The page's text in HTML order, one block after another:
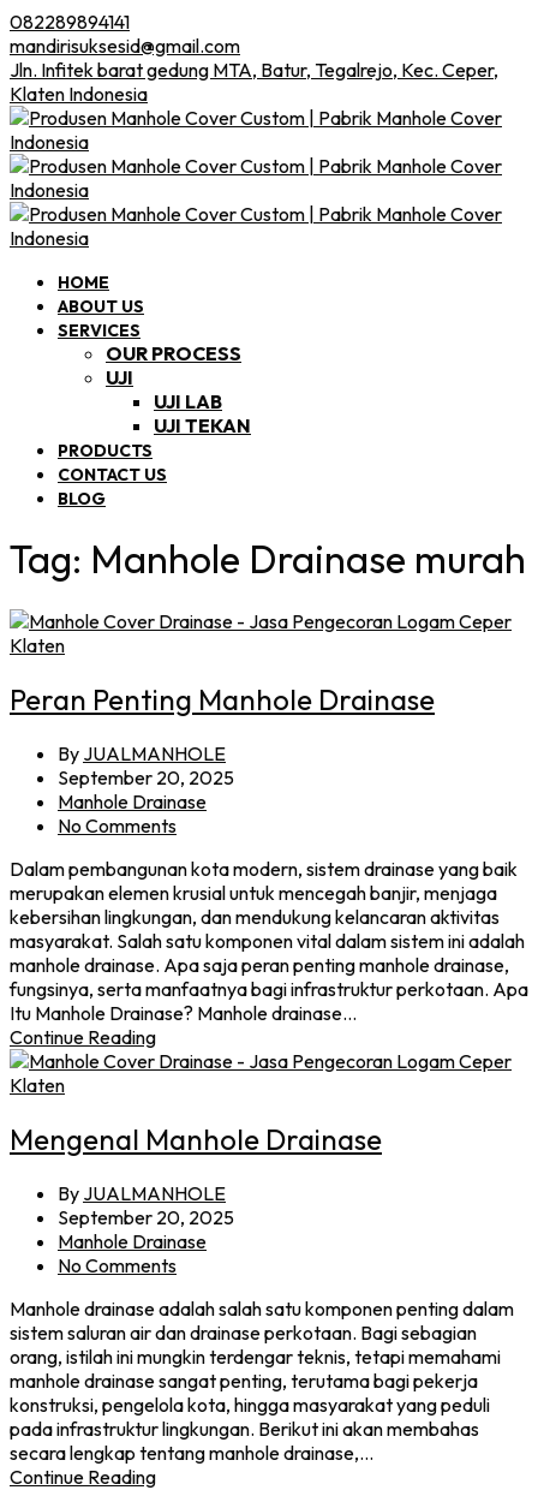
082289894141
mandirisuksesid@gmail.com
Jln. Infitek barat gedung MTA, Batur, Tegalrejo, Kec. Ceper,
Klaten Indonesia
HOME
ABOUT US
SERVICES
OUR PROCESS
UJI
UJI LAB
UJI TEKAN
PRODUCTS
CONTACT US
BLOG
Tag: Manhole Drainase murah
Peran Penting Manhole Drainase
By JUALMANHOLE
September 20, 2025
Manhole Drainase
No Comments
Dalam pembangunan kota modern, sistem drainase yang baik
merupakan elemen krusial untuk mencegah banjir, menjaga
kebersihan lingkungan, dan mendukung kelancaran aktivitas
masyarakat. Salah satu komponen vital dalam sistem ini adalah
manhole drainase. Apa saja peran penting manhole drainase,
fungsinya, serta manfaatnya bagi infrastruktur perkotaan. Apa
Itu Manhole Drainase? Manhole drainase…
Continue Reading
Mengenal Manhole Drainase
By JUALMANHOLE
September 20, 2025
Manhole Drainase
No Comments
Manhole drainase adalah salah satu komponen penting dalam
sistem saluran air dan drainase perkotaan. Bagi sebagian
orang, istilah ini mungkin terdengar teknis, tetapi memahami
manhole drainase sangat penting, terutama bagi pekerja
konstruksi, pengelola kota, hingga masyarakat yang peduli
pada infrastruktur lingkungan. Berikut ini akan membahas
secara lengkap tentang manhole drainase,…
Continue Reading